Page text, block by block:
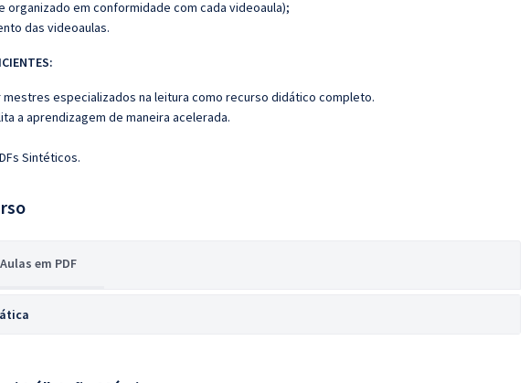
organizado em conformidade com cada videoaula);
das videoaulas.
especializados na leitura como recurso didático completo.
a aprendizagem de maneira acelerada.
Sintéticos.
Aulas em PDF